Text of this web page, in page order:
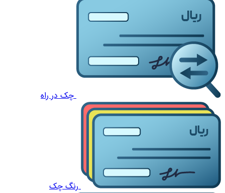
چک در راه
رنگ چک